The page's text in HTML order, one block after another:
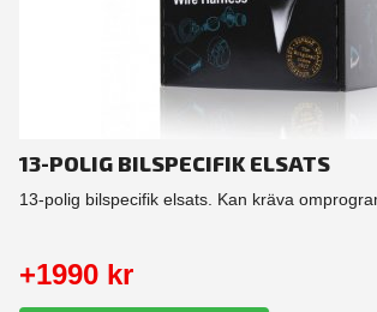
13-POLIG BILSPECIFIK ELSATS
13-polig bilspecifik elsats. Kan kräva
+1990 kr